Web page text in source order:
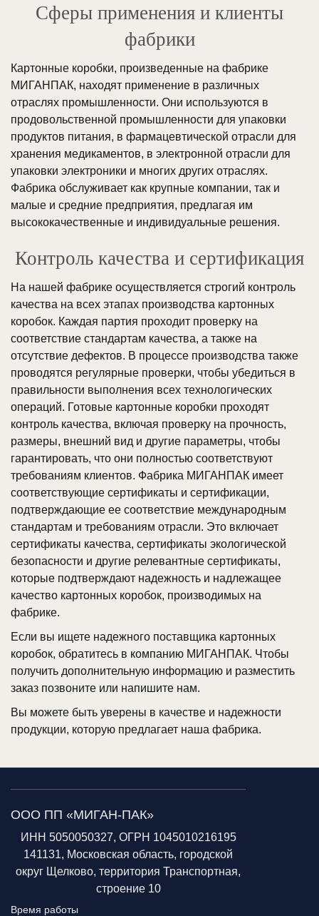
Сферы применения и клиенты
фабрики
Картонные коробки, произведенные на фабрике
МИГАНПАК, находят применение в различных
отраслях промышленности. Они используются в
продовольственной промышленности для упаковки
продуктов питания, в фармацевтической отрасли для
хранения медикаментов, в электронной отрасли для
упаковки электроники и многих других отраслях.
Фабрика обслуживает как крупные компании, так и
малые и средние предприятия, предлагая им
высококачественные и индивидуальные решения.
Контроль качества и сертификация
На нашей фабрике осуществляется строгий контроль
качества на всех этапах производства картонных
коробок. Каждая партия проходит проверку на
соответствие стандартам качества, а также на
отсутствие дефектов. В процессе производства также
проводятся регулярные проверки, чтобы убедиться в
правильности выполнения всех технологических
операций. Готовые картонные коробки проходят
контроль качества, включая проверку на прочность,
размеры, внешний вид и другие параметры, чтобы
гарантировать, что они полностью соответствуют
требованиям клиентов. Фабрика МИГАНПАК имеет
соответствующие сертификаты и сертификации,
подтверждающие ее соответствие международным
стандартам и требованиям отрасли. Это включает
сертификаты качества, сертификаты экологической
безопасности и другие релевантные сертификаты,
которые подтверждают надежность и надлежащее
качество картонных коробок, производимых на
фабрике.
Если вы ищете надежного поставщика картонных
коробок, обратитесь в компанию МИГАНПАК. Чтобы
получить дополнительную информацию и разместить
заказ позвоните или напишите нам.
Вы можете быть уверены в качестве и надежности
продукции, которую предлагает наша фабрика.
ООО ПП «МИГАН-ПАК»
ИНН 5050050327, ОГРН 1045010216195
141131, Московская область, городской
округ Щелково, территория Транспортная,
строение 10
Время работы